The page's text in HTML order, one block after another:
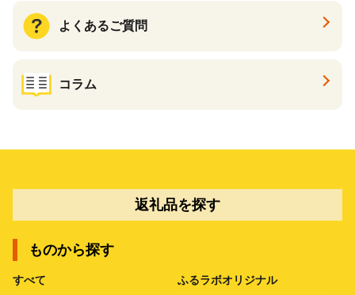
よくあるご質問
コラム
返礼品を探す
ものから探す
すべて ふるラボオリジナル